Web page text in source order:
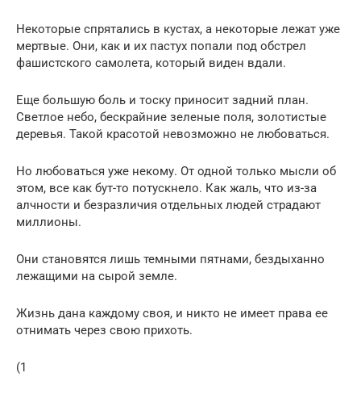
Некоторые спрятались в кустах, а некоторые лежат уже
мертвые. Они, как и их пастух попали под обстрел
фашистского самолета, который виден вдали.
Еще большую боль и тоску приносит задний план.
Светлое небо, бескрайние зеленые поля, золотистые
деревья. Такой красотой невозможно не любоваться.
Но любоваться уже некому. От одной только мысли об
этом, все как бут-то потускнело. Как жаль, что из-за
алчности и безразличия отдельных людей страдают
миллионы.
Они становятся лишь темными пятнами, бездыханно
лежащими на сырой земле.
Жизнь дана каждому своя, и никто не имеет права ее
отнимать через свою прихоть.
(1